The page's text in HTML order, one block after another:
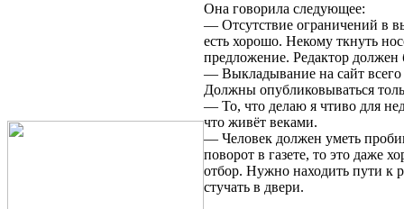
Она говорила следующее:
— Отсутствие ограничений в
есть хорошо. Некому ткнуть
предложение. Редактор должен
— Выкладывание на сайт всего
Должны опубликовываться
— То, что делаю я чтиво для
что живёт веками.
— Человек должен уметь
поворот в газете, то это даже
отбор. Нужно находить пути к
стучать в двери.